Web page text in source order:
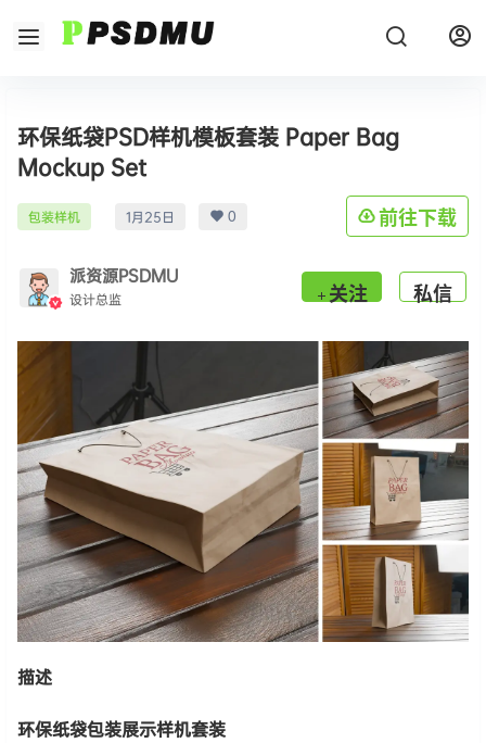
环保纸袋PSD样机模板套装 Paper Bag
Mockup Set
包装样机 1月25日 0 前往下载
派资源PSDMU
设计总监 关注 私信
描述
环保纸袋包装展示样机套装